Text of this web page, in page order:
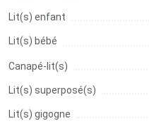
Lit(s) enfant
Lit(s) bébé
Canapé-lit(s)
Lit(s) superposé(s)
Lit(s) gigogne